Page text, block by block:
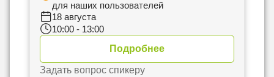
для наших пользователей
18 августа
10:00 - 13:00
Подробнее
Задать вопрос спикеру